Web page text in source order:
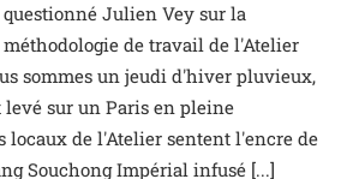
Julien Vey sur la
de travail de l'Atelier
sommes un jeudi d'hiver pluvieux,
sur un Paris en pleine
locaux de l'Atelier sentent l'encre de
Souchong Impérial infusé [...]